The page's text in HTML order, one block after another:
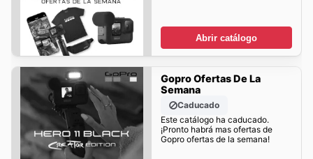
Abrir catálogo
Gopro Ofertas De La
Semana
Caducado
Este catálogo ha caducado.
¡Pronto habrá mas ofertas de
Gopro ofertas de la semana!